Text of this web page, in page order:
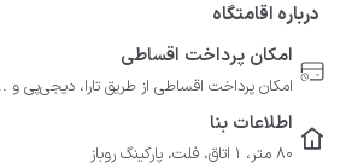
درباره اقامتگاه
امکان پرداخت اقساطی
امکان پرداخت اقساطی از طریق تارا، دیجی‌پی و
اطلاعات بنا
80 متر، 1 اتاق، فلت، پارکینگ روباز